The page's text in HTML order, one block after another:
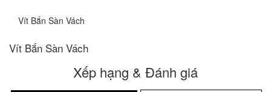
Vít Bắn Sàn Vách
Vít Bắn Sàn Vách
Xếp hạng & Đánh giá